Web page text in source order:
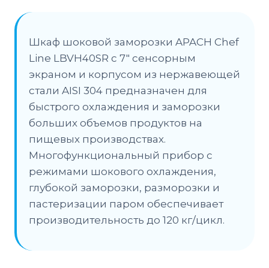
Шкаф шоковой заморозки APACH Chef
Line LBVH40SR с 7″ сенсорным
экраном и корпусом из нержавеющей
стали AISI 304 предназначен для
быстрого охлаждения и заморозки
больших объемов продуктов на
пищевых производствах.
Многофункциональный прибор с
режимами шокового охлаждения,
глубокой заморозки, разморозки и
пастеризации паром обеспечивает
производительность до 120 кг/цикл.